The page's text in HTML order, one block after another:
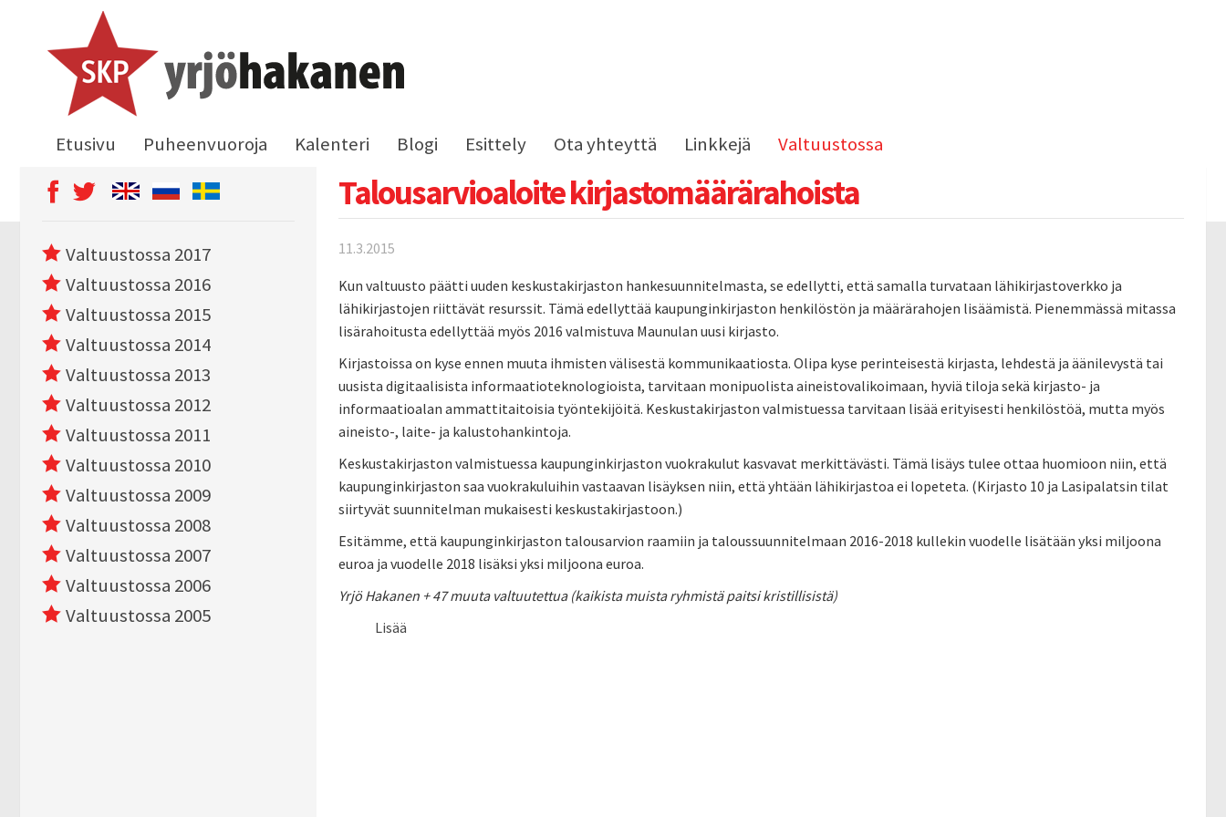
Etusivu Puheenvuoroja Kalenteri Blogi Esittely Ota yhteyttä Linkkejä Valtuustossa
Talousarvioaloite kirjastomäärärahoista
11.3.2015
Kun valtuusto päätti uuden keskustakirjaston hankesuunnitelmasta, se edellytti, että samalla turvataan lähikirjastoverkko ja
lähikirjastojen riittävät resurssit. Tämä edellyttää kaupunginkirjaston henkilöstön ja määrärahojen lisäämistä. Pienemmässä mitassa
lisärahoitusta edellyttää myös 2016 valmistuva Maunulan uusi kirjasto.
Kirjastoissa on kyse ennen muuta ihmisten välisestä kommunikaatiosta. Olipa kyse perinteisestä kirjasta, lehdestä ja äänilevystä tai
uusista digitaalisista informaatioteknologioista, tarvitaan monipuolista aineistovalikoimaan, hyviä tiloja sekä kirjasto- ja
informaatioalan ammattitaitoisia työntekijöitä. Keskustakirjaston valmistuessa tarvitaan lisää erityisesti henkilöstöä, mutta myös
aineisto-, laite- ja kalustohankintoja.
Keskustakirjaston valmistuessa kaupunginkirjaston vuokrakulut kasvavat merkittävästi. Tämä lisäys tulee ottaa huomioon niin, että
kaupunginkirjaston saa vuokrakuluihin vastaavan lisäyksen niin, että yhtään lähikirjastoa ei lopeteta. (Kirjasto 10 ja Lasipalatsin tilat
siirtyvät suunnitelman mukaisesti keskustakirjastoon.)
Esitämme, että kaupunginkirjaston talousarvion raamiin ja taloussuunnitelmaan 2016-2018 kullekin vuodelle lisätään yksi miljoona
euroa ja vuodelle 2018 lisäksi yksi miljoona euroa.
Yrjö Hakanen + 47 muuta valtuutettua (kaikista muista ryhmistä paitsi kristillisistä)
Lisää
Valtuustossa 2017
Valtuustossa 2016
Valtuustossa 2015
Valtuustossa 2014
Valtuustossa 2013
Valtuustossa 2012
Valtuustossa 2011
Valtuustossa 2010
Valtuustossa 2009
Valtuustossa 2008
Valtuustossa 2007
Valtuustossa 2006
Valtuustossa 2005